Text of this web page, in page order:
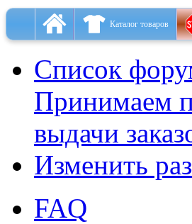
Каталог товаров
Список
Принимаем
выдачи
Изменить
FAQ